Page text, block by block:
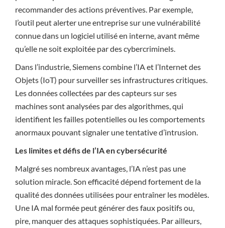
recommander des actions préventives. Par exemple,
l’outil peut alerter une entreprise sur une vulnérabilité
connue dans un logiciel utilisé en interne, avant même
qu’elle ne soit exploitée par des cybercriminels.
Dans l’industrie, Siemens combine l’IA et l’Internet des
Objets (IoT) pour surveiller ses infrastructures critiques.
Les données collectées par des capteurs sur ses
machines sont analysées par des algorithmes, qui
identifient les failles potentielles ou les comportements
anormaux pouvant signaler une tentative d’intrusion.
Les limites et défis de l’IA en cybersécurité
Malgré ses nombreux avantages, l’IA n’est pas une
solution miracle. Son efficacité dépend fortement de la
qualité des données utilisées pour entraîner les modèles.
Une IA mal formée peut générer des faux positifs ou,
pire, manquer des attaques sophistiquées. Par ailleurs,